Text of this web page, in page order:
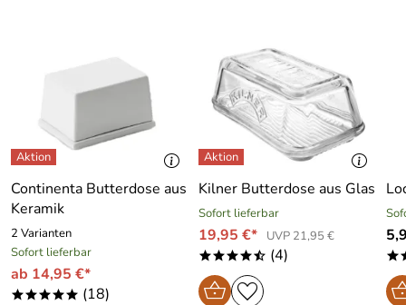
Continenta Butterdose aus
Keramik
2 Varianten
Sofort lieferbar
ab 14,95 €*
***** (18)
Kilner Butterdose aus Glas
Sofort lieferbar
19,95 €* UVP 21,95 €
****/ (4)